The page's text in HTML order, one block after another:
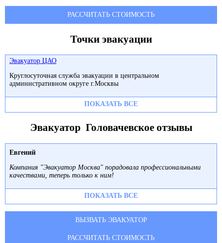
РАССЧИТАТЬ СТОИМОСТЬ
Точки эвакуации
Эвакуатор ЦАО
Круглосуточная служба эвакуации в центральном
административном округе г.Москвы
ПОКАЗАТЬ ВСЕ
Эвакуатор Головачевское отзывы
Евгений
Компания "Эвакуатор Москва" порадовала профессиональными
качествами, теперь только к ним!
ПОКАЗАТЬ ВСЕ
ВЫЗВАТЬ ЭВАКУАТОР
РАССЧИТАТЬ СТОИМОСТЬ